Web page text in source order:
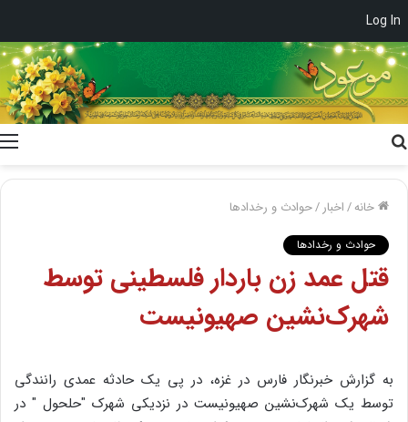
Log In
خانه/اخبار /حوادث و رخدادها
حوادث و رخدادها
قتل عمد زن باردار فلسطینی توسط
شهرک‌نشین صهیونیست
به گزارش خبرنگار فارس در غزه، در پی یک حادثه عمدی رانندگی
توسط یک شهرک‌نشین صهیونیست در نزدیکی شهرک "حلحول " در